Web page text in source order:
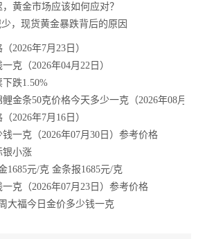
黄金市场应该如何应对？
，现货黄金暴跌背后的原因
2026年7月23日）
克（2026年04月22日）
跌1.50%
金条50克价格今天多少一克（2026年08月10
2026年7月16日）
一克（2026年07月30日）参考价格
银小涨
1685元/克 金条报1685元/克
克（2026年07月23日）参考价格
大福今日金价多少钱一克